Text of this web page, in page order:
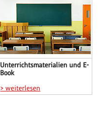
Unterrichtsmaterialien und E-
Book
> weiterlesen